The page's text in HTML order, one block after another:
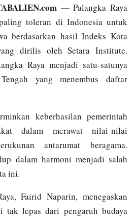
—Palangka Raya
toleran di Indonesia untuk
berdasarkan hasil Indeks Kota
dirilis oleh Setara Institute.
Raya menjadi satu-satunya
yang menembus daftar
keberhasilan pemerintah
dalam merawat nilai-nilai
antarumat beragama.
dalam harmoni menjadi salah
ini.
Fairid Naparin, menegaskan
tak lepas dari pengaruh budaya